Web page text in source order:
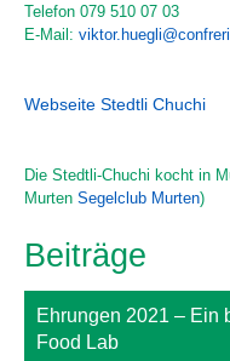
Telefon 079 510 07 03
E-Mail:
Webseite Stedtli Chuchi
Die Stedtli-Chuchi kocht in
Murten Segelclub Murten)
Beiträge
Ehrungen 2021 – Ein
Food Lab